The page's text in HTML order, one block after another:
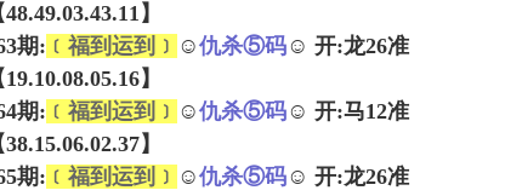
48.49.03.43.11】
期: ﹝福到运到﹞ ☺仇杀⑤码☺ 开:龙26准
19.10.08.05.16】
期: ﹝福到运到﹞ ☺仇杀⑤码☺ 开:马12准
38.15.06.02.37】
期: ﹝福到运到﹞ ☺仇杀⑤码☺ 开:龙26准